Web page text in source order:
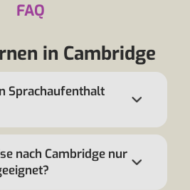
FAQ
in Cambridge
Sprachaufenthalt
nach Cambridge nur